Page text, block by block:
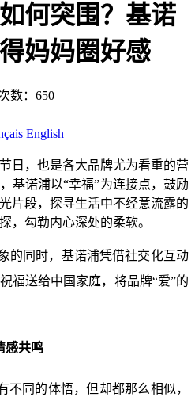
何突围？基诺
妈妈圈好感
数：650
English
日，也是各大品牌尤为看重的营
基诺浦以“幸福”为连接点，鼓励
片段，探寻生活中不经意流露的
，勾勒内心深处的柔软。
的同时，基诺浦凭借社交化互动
福送给中国家庭，将品牌“爱”的
感共鸣
不同的体悟，但却都那么相似，